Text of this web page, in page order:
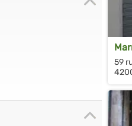
59